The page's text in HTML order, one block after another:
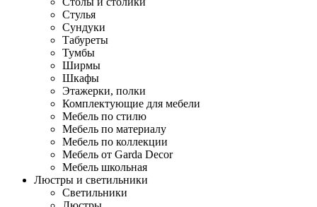
Стулья
Сундуки
Табуреты
Тумбы
Ширмы
Шкафы
Этажерки, полки
Комплектующие для мебели
Мебель по стилю
Мебель по материалу
Мебель по коллекции
Мебель от Garda Decor
Мебель школьная
Люстры и светильники
Светильники